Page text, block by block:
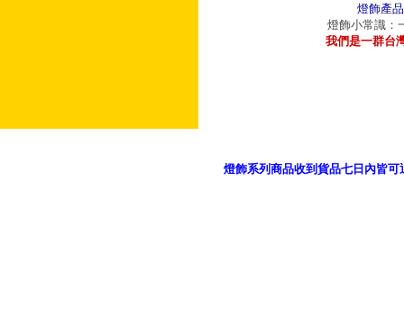
燈飾產
燈飾小常識：
我們是一群台
燈飾系列商品收到貨品七日內皆